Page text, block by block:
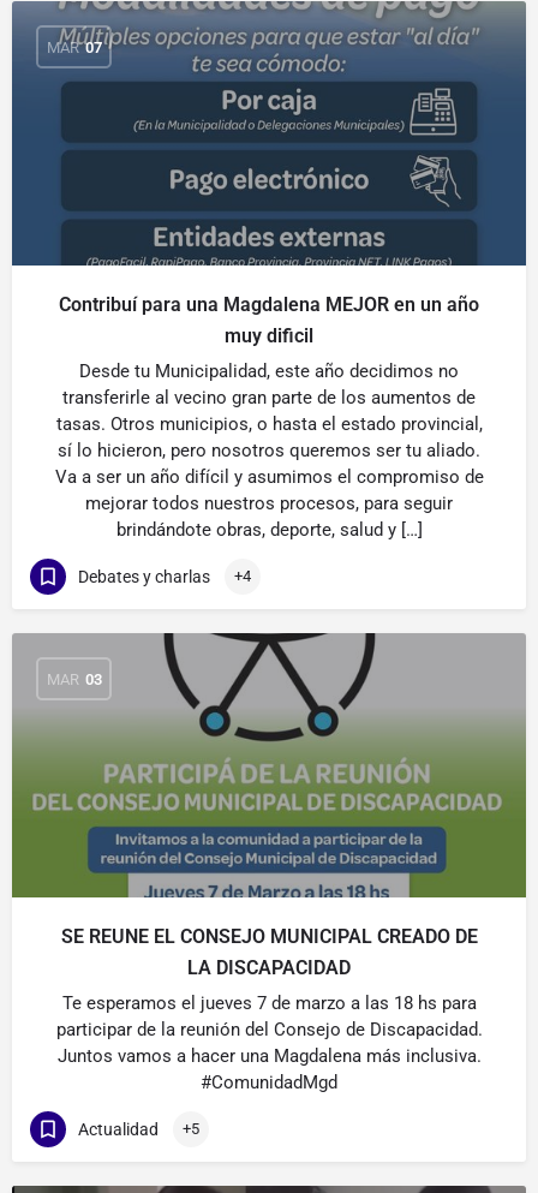
MAR 07
Contribuí para una Magdalena MEJOR en un año
muy dificil
Desde tu Municipalidad, este año decidimos no
transferirle al vecino gran parte de los aumentos de
tasas. Otros municipios, o hasta el estado provincial,
sí lo hicieron, pero nosotros queremos ser tu aliado.
Va a ser un año difícil y asumimos el compromiso de
mejorar todos nuestros procesos, para seguir
brindándote obras, deporte, salud y […]
Debates y charlas +4
MAR 03
SE REUNE EL CONSEJO MUNICIPAL CREADO DE
LA DISCAPACIDAD
Te esperamos el jueves 7 de marzo a las 18 hs para
participar de la reunión del Consejo de Discapacidad.
Juntos vamos a hacer una Magdalena más inclusiva.
#ComunidadMgd
Actualidad +5